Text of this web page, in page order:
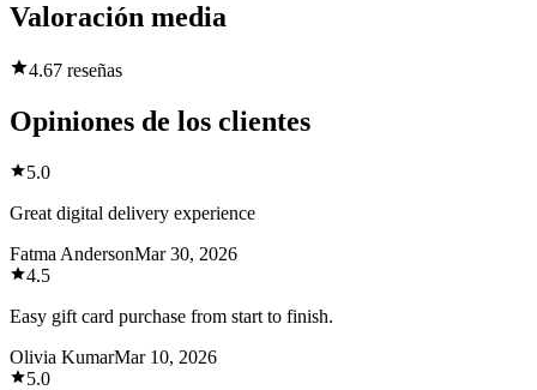
Valoración media
4.67 reseñas
Opiniones de los clientes
5.0
Great digital delivery experience
Fatma AndersonMar 30, 2026
4.5
Easy gift card purchase from start to finish.
Olivia KumarMar 10, 2026
5.0